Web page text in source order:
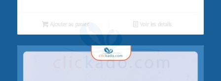
Ajouter au panier Voir les détails